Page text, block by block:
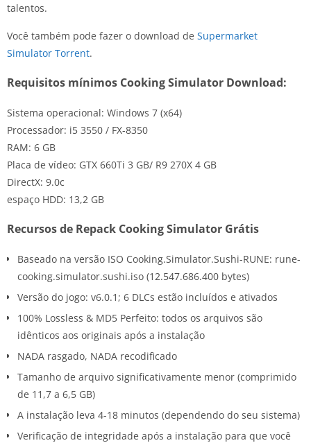
talentos.
Você também pode fazer o download de Supermarket
Simulator Torrent.
Requisitos mínimos Cooking Simulator Download:
Sistema operacional: Windows 7 (x64)
Processador: i5 3550 / FX-8350
RAM: 6 GB
Placa de vídeo: GTX 660Ti 3 GB/ R9 270X 4 GB
DirectX: 9.0c
espaço HDD: 13,2 GB
Recursos de Repack Cooking Simulator Grátis
Baseado na versão ISO Cooking.Simulator.Sushi-RUNE: rune-
cooking.simulator.sushi.iso (12.547.686.400 bytes)
Versão do jogo: v6.0.1; 6 DLCs estão incluídos e ativados
100% Lossless & MD5 Perfeito: todos os arquivos são
idênticos aos originais após a instalação
NADA rasgado, NADA recodificado
Tamanho de arquivo significativamente menor (comprimido
de 11,7 a 6,5 GB)
A instalação leva 4-18 minutos (dependendo do seu sistema)
Verificação de integridade após a instalação para que você